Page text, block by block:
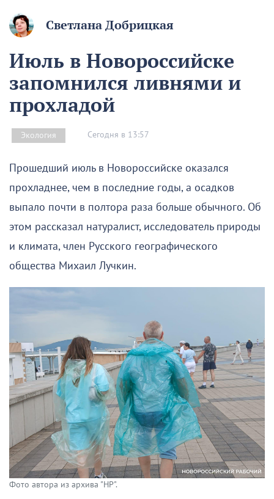
Светлана Добрицкая
Июль в Новороссийске
запомнился ливнями и
прохладой
Экология Сегодня в 13:57
Прошедший июль в Новороссийске оказался
прохладнее, чем в последние годы, а осадков
выпало почти в полтора раза больше обычного. Об
этом рассказал натуралист, исследователь природы
и климата, член Русского географического
общества Михаил Лучкин.
Фото автора из архива "НР".